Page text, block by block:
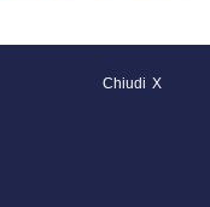
Chiudi